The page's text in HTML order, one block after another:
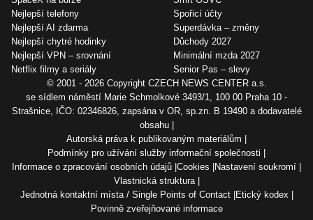
Nejlepší telefony
Nejlepší AI zdarma
Nejlepší chytré hodinky
Nejlepší VPN – srovnání
Netflix filmy a seriály
Spořicí účty
Superdávka – změny
Důchody 2027
Minimální mzda 2027
Senior Pas – slevy
© 2001 - 2026 Copyright CZECH NEWS CENTER a.s.
se sídlem náměstí Marie Schmolkové 3493/1, 100 00 Praha 10 -
Strašnice, IČO: 02346826, zapsána v OR, sp.zn. B 19490 a dodavatelé
obsahu
Autorská práva k publikovaným materiálům
Podmínky pro užívání služby informační společnosti
Informace o zpracování osobních údajů Cookies Nastavení soukromí
Vlastnická struktura
Jednotná kontaktní místa / Single Points of Contact Etický kodex
Povinně zveřejňované informace